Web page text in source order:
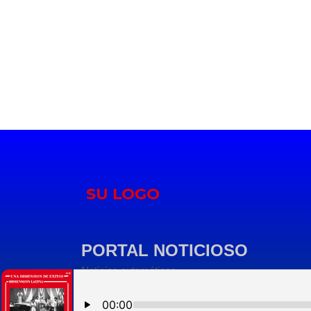
PORTAL NOTICIOSO
Noticias automáticas